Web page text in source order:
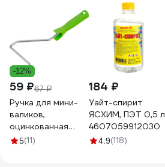
-12%
59 ₽67 ₽
Ручка для мини-
валиков,
оцинкованная
(110-150 мм, 6 мм)
5(11)
184 ₽
Уайт-спирит
ЯСХИМ, ПЭТ 0,5 л
4607059912030
4.9(118)